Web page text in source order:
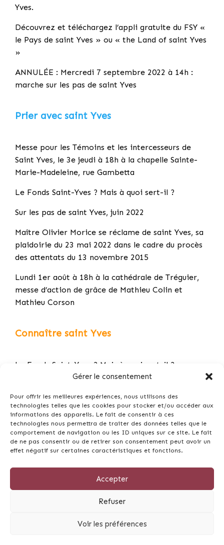
Gérer le consentement
Pour offrir les meilleures expériences, nous utilisons des
technologies telles que les cookies pour stocker et/ou accéder aux
informations des appareils. Le fait de consentir à ces
technologies nous permettra de traiter des données telles que le
comportement de navigation ou les ID uniques sur ce site. Le fait
de ne pas consentir ou de retirer son consentement peut avoir un
effet négatif sur certaines caractéristiques et fonctions.
Accepter
Refuser
Voir les préférences
Yves.
Découvrez et téléchargez l’appli gratuite du FSY «
le Pays de saint Yves » ou « the Land of saint Yves
»
ANNULÉE : Mercredi 7 septembre 2022 à 14h :
marche sur les pas de saint Yves
Prier avec saint Yves
Messe pour les Témoins et les intercesseurs de
Saint Yves, le 3e jeudi à 18h à la chapelle Sainte-
Marie-Madeleine, rue Gambetta
Le Fonds Saint-Yves ? Mais à quoi sert-il ?
Sur les pas de saint Yves, juin 2022
Maître Olivier Morice se réclame de saint Yves, sa
plaidoirie du 23 mai 2022 dans le cadre du procès
des attentats du 13 novembre 2015
Lundi 1er août à 18h à la cathédrale de Tréguier,
messe d’action de grâce de Mathieu Colin et
Mathieu Corson
Connaître saint Yves
Le Fonds Saint-Yves ? Mais à quoi sert-il ?
le P…
Remise du Prix Saint-Yves le vendredi 13 mai 2022
en la…
Prier 15 jours avec saint Yves
L’actualité de saint Yves par Me Yves Avril
© 2026 Fonds St-Yves - Tous droits réservés -